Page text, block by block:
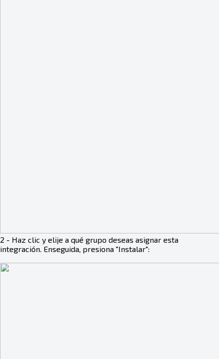
2 - Haz clic y elije a qué grupo deseas asignar esta
integración. Enseguida, presiona "Instalar":